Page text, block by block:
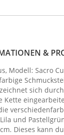
&
Modell: Sacro
sich
Kette
und
Dieses kann